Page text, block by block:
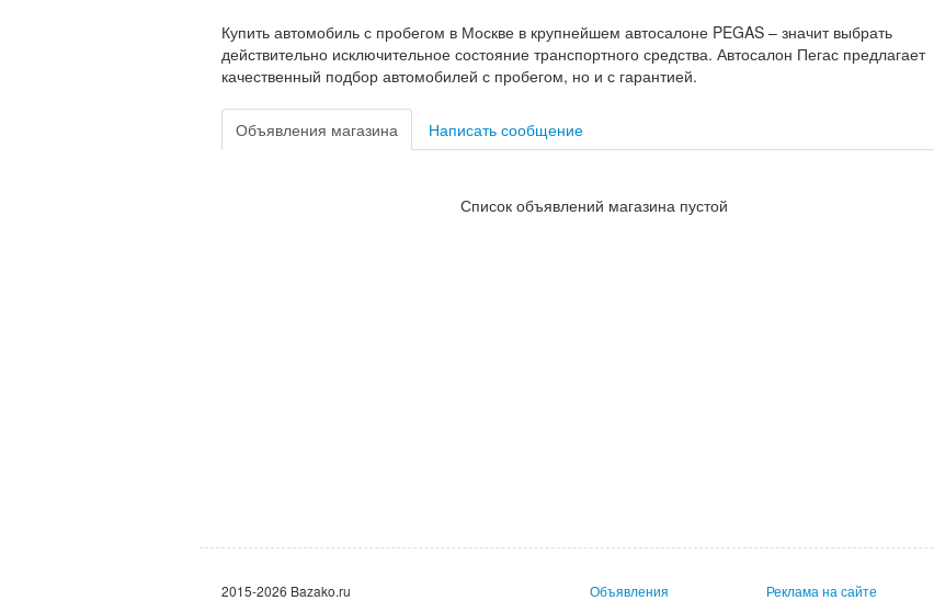
Купить автомобиль с пробегом в Москве в крупнейшем автосалоне PEGAS – значит выбрать
действительно исключительное состояние транспортного средства. Автосалон Пегас предлагает
качественный подбор автомобилей с пробегом, но и с гарантией.
Объявления магазина Написать сообщение
Список объявлений магазина пустой
2015-2026 Bazako.ru Объявления Реклама на сайте